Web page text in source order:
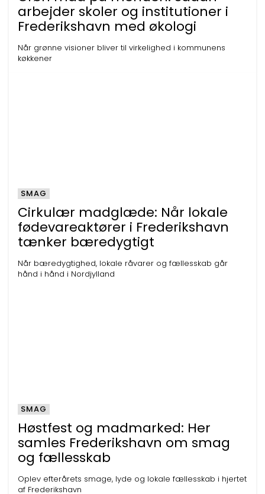
arbejder skoler og institutioner i
Frederikshavn med økologi
Når grønne visioner bliver til virkelighed i kommunens
køkkener
Cirkulær madglæde: Når lokale
fødevareaktører i Frederikshavn
tænker bæredygtigt
Når bæredygtighed, lokale råvarer og fællesskab går
hånd i hånd i Nordjylland
SMAG
Høstfest og madmarked: Her
samles Frederikshavn om smag
og fællesskab
Oplev efterårets smage, lyde og lokale fællesskab i hjertet
af Frederikshavn
SMAG